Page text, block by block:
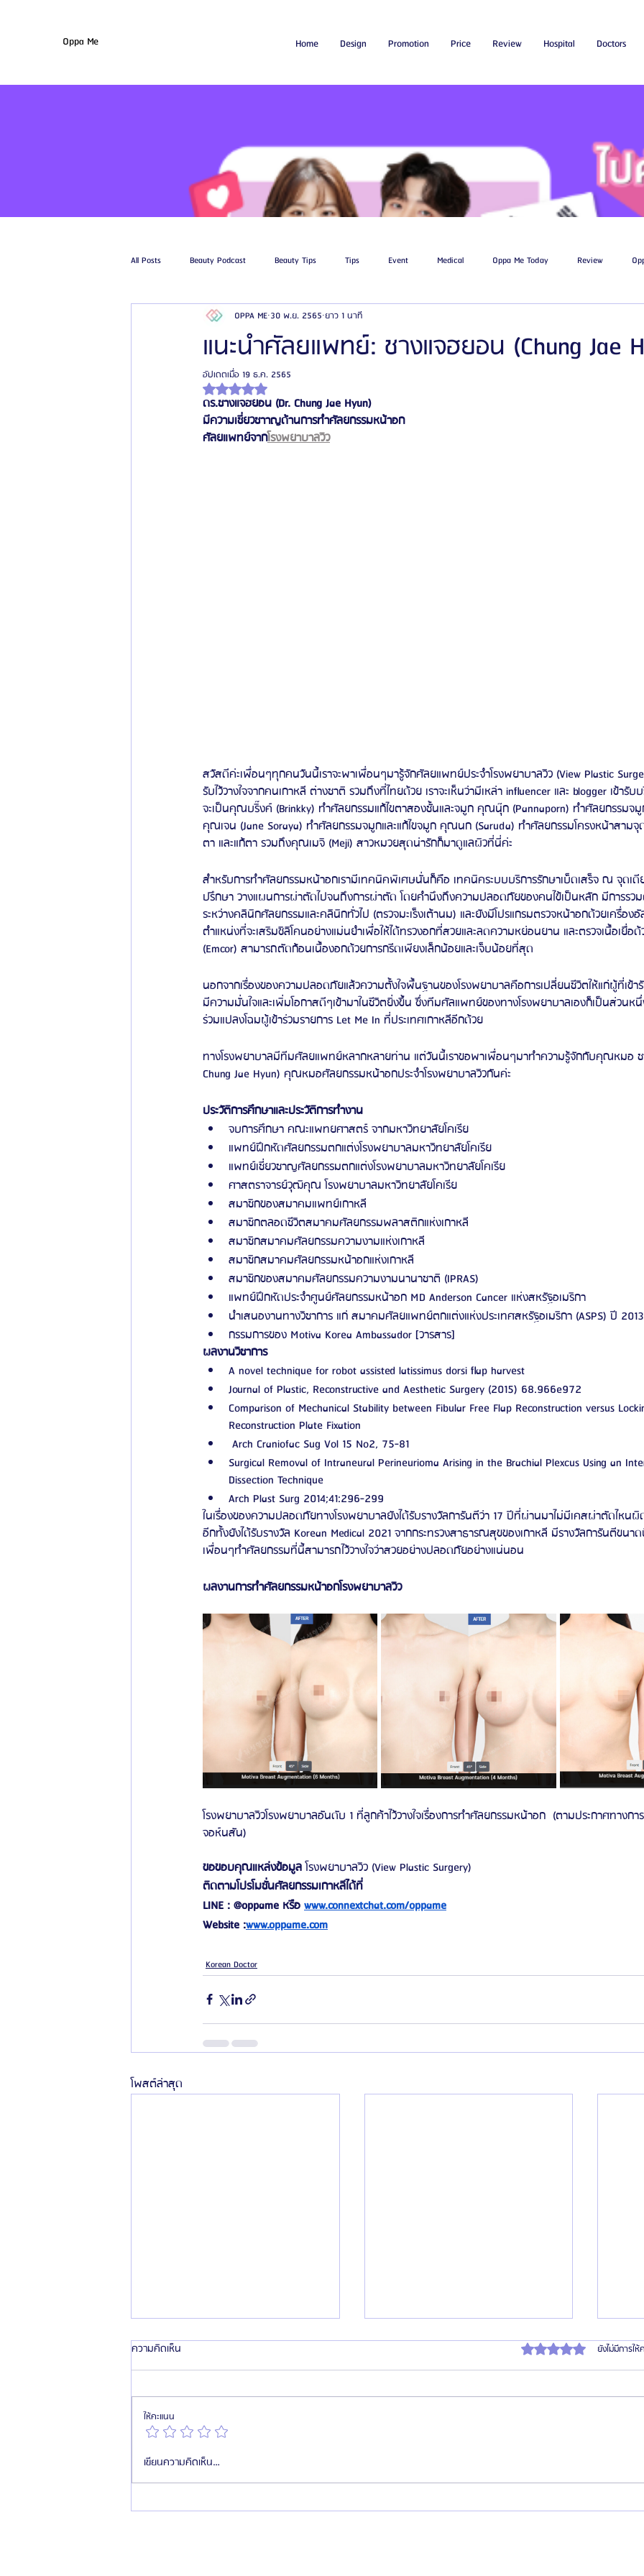
Home Design Promotion Price Review Hospital Doctors
Oppa Me
All Posts Beauty Podcast Beauty Tips Tips Event Medical Oppa Me Today Review
รีวิวศัลยกรรมฉีดไขมัน รีวิวศัลยกรรมดูดไขมัน
โรงพยาบาลศัลยกรรมเฟรช โรงพยาบาลศัลยกรรมจีเอ็นจี
รีวิวศัลยกรรมผู้ชาย โรงพยาบาลศัลยกรรมมาอิน
แนะนำศัลยแพทย์: ชางแจฮยอน (Chung Jae
OPPA ME 30 พ.ย. 2565 ยาว 1 นาที
อัปเดตเมื่อ 19 ธ.ค. 2565
ได้รับ NaN เต็ม 5 ดาว
ดร.ชางแจฮยอน (Dr. Chung Jae Hyun)
มีความเชี่ยวชาาญด้านการทำศัลยกรรมหน้าอก
ศัลยแพทย์จากโรงพยาบาลวิว
สวัสดีค่ะเพื่อนๆทุกคนวันนี้เราจะพาเพื่อนๆมารู้จักศัลยแพทย์ประจำโรงพยาบาลวิว (View Plastic
รับไว้วางใจจากคนเกาหลี ต่างชาติ รวมถึงที่ไทยด้วย เราจะเห็นว่ามีเหล่า influencer และ blogger เข้ารับ
จะเป็นคุณบริ๊งค์ (Brinkky) ทำศัลยกรรมแก้ไขตาสองชั้นและจมูก คุณนุ๊ก (Pannaporn) ทำศัลยกรรมจ
คุณเจน (Jane Soraya) ทำศัลยกรรมจมูกและแก้ไขจมูก คุณนก (Saruda) ทำศัลยกรรมโครงหน้าสามจุ
ตา และแก้ตา รวมถึงคุณเมจิ (Meji) สาวหมวยสุดน่ารักก็มาดูแลผิวที่นี่ค่ะ
สำหรับการทำศัลยกรรมหน้าอกเรามีเทคนิคพิเศษนั่นก็คือ เทคนิคระบบบริการรักษาเบ็ดเสร็จ ณ จุดเดี
ปรึกษา วางแผนการผ่าตัดไปจนถึงการผ่าตัด โดยคำนึงถึงความปลอดภัยของคนไข้เป็นหลัก มีการรว
ระหว่างคลินิกศัลยกรรมและคลินิกทั่วไป (ตรวจมะเร็งเต้านม) และยังมีโปรแกรมตรวจหน้าอกด้วยเครื่อง
ตำแหน่งที่จะเสริมซิลิโคนอย่างแม่นยำเพื่อให้ได้ทรวงอกที่สวยและลดความหย่อนยาน และตรวจเนื้อเยื่อด้
(Emcor) สามารถตัดก้อนเนื้องอกด้วยการกรีดเพียงเล็กน้อยและเจ็บน้อยที่สุด
นอกจากเรื่องของความปลอดภัยแล้วความตั้งใจพื้นฐานของโรงพยาบาลคือการเปลี่ยนชีวิตให้แก่ผู้ที่เข้
มีความมั่นใจและเพิ่มโอกาสดีๆเข้ามาในชีวิตยิ่งขึ้น ซึ่งทีมศัลแพทย์ของทางโรงพยาบาลเองก็เป็นส่วน
ร่วมแปลงโฉมผู้เข้าร่วมรายการ Let Me In ที่ประเทศเกาหลีอีกด้วย
ทางโรงพยาบาลมีทีมศัลยแพทย์หลากหลายท่าน แต่วันนี้เราขอพาเพื่อนๆมาทำความรู้จักกับคุณหมอ ช
Chung Jae Hyun) คุณหมอศัลยกรรมหน้าอกประจำโรงพยาบาลวิวกันค่ะ
ประวัติการศึกษาและประวัติการทำงาน
จบการศึกษา คณะแพทยศาสตร์ จากมหาวิทยาลัยโคเรีย
แพทย์ฝึกหัดศัลยกรรมตกแต่งโรงพยาบาลมหาวิทยาลัยโคเรีย
แพทย์เชี่ยวชาญศัลยกรรมตกแต่งโรงพยาบาลมหาวิทยาลัยโคเรีย
ศาสตราจารย์วุฒิคุณ โรงพยาบาลมหาวิทยาลัยโคเรีย
สมาชิกของสมาคมแพทย์เกาหลี
สมาชิกตลอดชีวิตสมาคมศัลยกรรมพลาสติกแห่งเกาหลี
สมาชิกสมาคมศัลยกรรมความงามแห่งเกาหลี
สมาชิกสมาคมศัลยกรรมหน้าอกแห่งเกาหลี
สมาชิกของสมาคมศัลยกรรมความงามนานาชาติ (IPRAS)
แพทย์ฝึกหัดประจำศูนย์ศัลยกรรมหน้าอก MD Anderson Cancer แห่งสหรัฐอเมริกา
นำเสนองานทางวิชาการ แก่ สมาคมศัลยแพทย์ตกแต่งแห่งประเทศสหรัฐอเมริกา (ASPS) ปี
กรรมการของ Motiva Korea Ambassador [วารสาร]
ผลงานวิชาการ
A novel technique for robot assisted latissimus dorsi flap harvest
Journal of Plastic, Reconstructive and Aesthetic Surgery (2015) 68.966e972
Comparison of Mechanical Stability between Fibular Free Flap Reconstruction versus
Reconstruction Plate Fixation
Arch Craniofac Sug Vol 15 No2, 75-81
Surgical Removal of Intraneural Perineurioma Arising in the Brachial Plexcus Using an
Dissection Technique
Arch Plast Surg 2014;41:296-299
ในเรื่องของความปลอดภัยทางโรงพยาบาลยังได้รับรางวัลการันตีว่า 17 ปีที่ผ่านมาไม่มีเคสผ่าตัดไหน
อีกทั้งยังได้รับรางวัล Korean Medical 2021 จากกระทรวงสาธารณสุขของเกาหลี มีรางวัลการันตีขนา
เพื่อนๆทำศัลยกรรมที่นี้สามารถไว้วางใจว่าสวยอย่างปลอดภัยอย่างแน่นอน
ผลงานการทำศัลยกรรมหน้าอกโรงพยาบาลวิว
โรงพยาบาลวิวโรงพยาบาลอันดับ 1 ที่ลูกค้าไว้วางใจเรื่องการทำศัลยกรรมหน้าอก  (ตามประกาศทาง
จอห์นสัน)
ขอขอบคุณแหล่งข้อมูล โรงพยาบาลวิว (View Plastic Surgery)
ติดตามโปรโมชั่นศัลยกรรมเกาหลีได้ที่
LINE : @oppame หรือwww.connextchat.com/oppame
Website :www.oppame.com
Korean Doctor
โพสต์ล่าสุด
แนะนำทีมแพทย์และข้อมูลโรงพยาบาล
ศัลยกรรมเกาหลีเอท Eight Plastic
แห่งย่านกังนัม ประเทศเกาหลีใต้
กรรไกร” สวย/หล่อปัง! (ไม่การตลาด)
ความคิดเห็น ได้รับ 0 เต็ม 5 ดาวยังไม่มีการให้
ให้คะแนน
เขียนความคิดเห็น…